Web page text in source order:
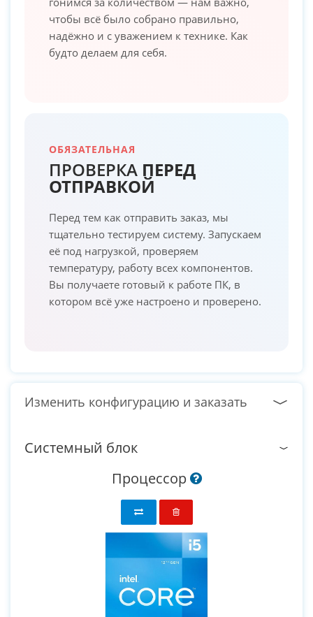
чтобы всё было собрано правильно,
надёжно и с уважением к технике. Как
будто делаем для себя.
ОБЯЗАТЕЛЬНАЯ
ПРОВЕРКА ПЕРЕД
ОТПРАВКОЙ
Перед тем как отправить заказ, мы
тщательно тестируем систему. Запускаем
её под нагрузкой, проверяем
температуру, работу всех компонентов.
Вы получаете готовый к работе ПК, в
котором всё уже настроено и проверено.
Изменить конфигурацию и заказать
Системный блок
Процессор